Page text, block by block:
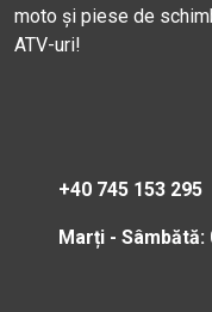
moto și piese de
ATV-uri!
+40 745 153 295
Marți - Sâmbătă: